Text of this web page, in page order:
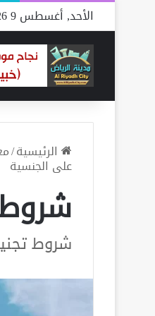
الأحد, أغسطس 9 2026
الرئيسية/
على الجنسية
شروط